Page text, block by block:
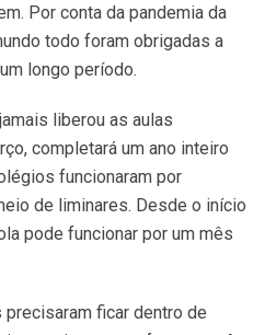
Por conta da pandemia da
todo foram obrigadas a
longo período.
liberou as aulas
completará um ano inteiro
funcionaram por
de liminares. Desde o início
pode funcionar por um mês
precisaram ficar dentro de